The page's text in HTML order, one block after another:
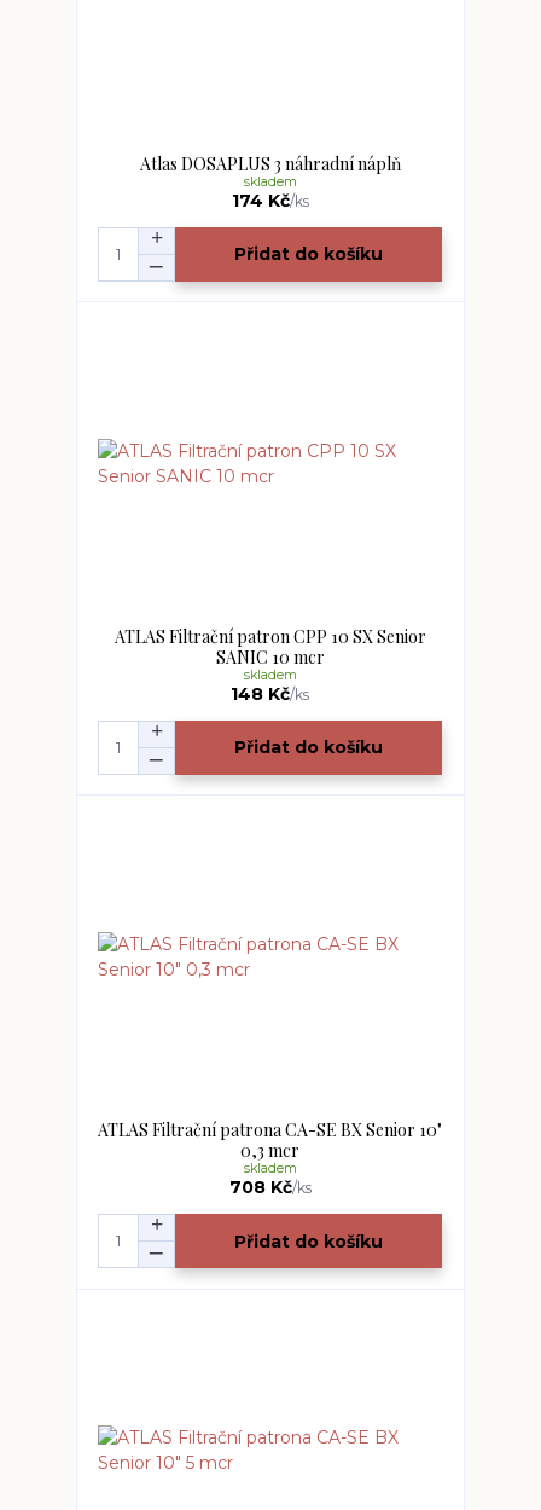
Atlas DOSAPLUS 3 náhradní náplň
174 Kč/ks
skladem
Přidat do košíku
ATLAS Filtrační patron CPP 10 SX Senior
SANIC 10 mcr
148 Kč/ks
skladem
Přidat do košíku
ATLAS Filtrační patrona CA-SE BX Senior 10"
0,3 mcr
708 Kč/ks
skladem
Přidat do košíku